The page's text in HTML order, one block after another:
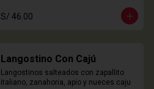
S/ 46.00
Langostino Con Cajú
Langostinos salteados con zapallito
italiano, zanahoria, apio y nueces caju